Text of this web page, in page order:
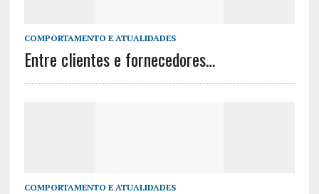
COMPORTAMENTO E ATUALIDADES
Entre clientes e fornecedores…
COMPORTAMENTO E ATUALIDADES